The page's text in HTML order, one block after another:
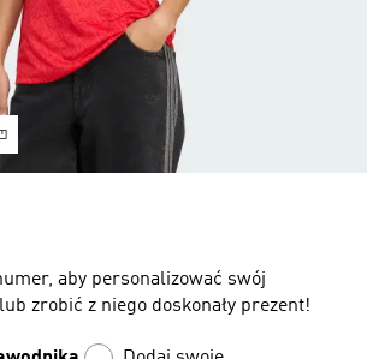
aby personalizować swój
zrobić z niego doskonały prezent!